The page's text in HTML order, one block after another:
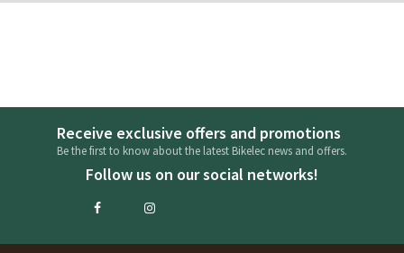
Receive exclusive offers and promotions
Be the first to know about the latest Bikelec news and offers.
Follow us on our social networks!